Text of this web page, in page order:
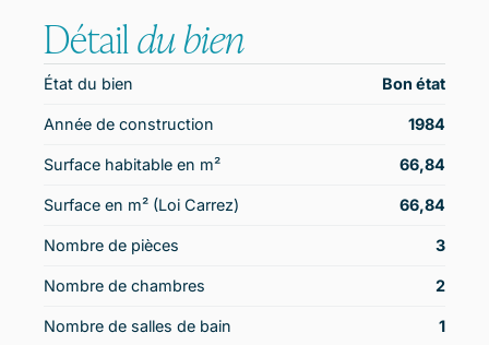
Détaildu bien
État du bien Bon état
Année de construction 1984
Surface habitable en m² 66,84
Surface en m² (Loi Carrez) 66,84
Nombre de pièces 3
Nombre de chambres 2
Nombre de salles de bain 1